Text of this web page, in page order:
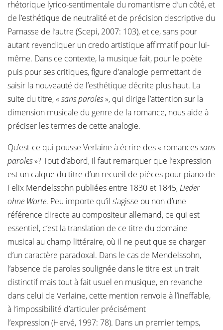
rhétorique lyrico-sentimentale du romantisme d’un côté, et
de l’esthétique de neutralité et de précision descriptive du
Parnasse de l’autre (Scepi, 2007: 103), et ce, sans pour
autant revendiquer un credo artistique affirmatif pour lui-
même. Dans ce contexte, la musique fait, pour le poète
puis pour ses critiques, figure d’analogie permettant de
saisir la nouveauté de l’esthétique décrite plus haut. La
suite du titre, «sans paroles», qui dirige l’attention sur la
dimension musicale du genre de la romance, nous aide à
préciser les termes de cette analogie.
Qu’est-ce qui pousse Verlaine à écrire des « romancessans
paroles»? Tout d’abord, il faut remarquer que l’expression
est un calque du titre d’un recueil de pièces pour piano de
Felix Mendelssohn publiées entre 1830 et 1845,Lieder
ohne Worte. Peu importe qu’il s’agisse ou non d’une
référence directe au compositeur allemand, ce qui est
essentiel, c’est la translation de ce titre du domaine
musical au champ littéraire, où il ne peut que se charger
d’un caractère paradoxal. Dans le cas de Mendelssohn,
l’absence de paroles soulignée dans le titre est un trait
distinctif mais tout à fait usuel en musique, en revanche
dans celui de Verlaine, cette mention renvoie à l’ineffable,
à l’impossibilité d’articuler précisément
l’expression (Hervé, 1997: 78). Dans un premier temps,